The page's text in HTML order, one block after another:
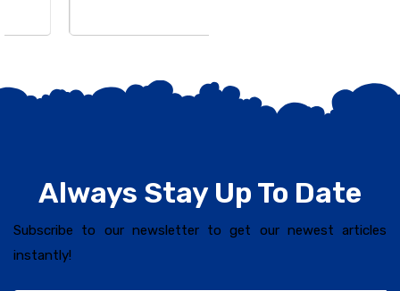
Always Stay Up To Date
Subscribe to our newsletter to get our newest articles
instantly!